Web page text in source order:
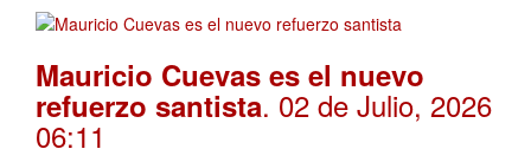
Mauricio Cuevas es el nuevo
refuerzo santista. 02 de Julio, 2026
06:11